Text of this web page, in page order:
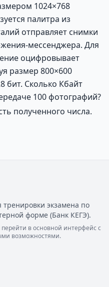
1024×768
палитра из
отправляет снимки
мессенджера. Для
оцифровывает
размер 800×600
бит. Сколько Кбайт
100 фотографий?
полученного числа.
экзамена по
форме (Банк КЕГЭ).
в основной интерфейс с
возможностями.